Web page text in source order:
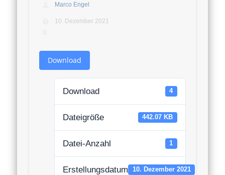
Marco Engel
10. Dezember 2021
Download
Download 4
Dateigröße 442.07 KB
Datei-Anzahl 1
Erstellungsdatum 10. Dezember 2021